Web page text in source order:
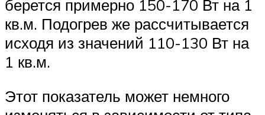
берется примерно 150-170 Вт на 1
кв.м. Подогрев же рассчитывается
исходя из значений 110-130 Вт на
1 кв.м.
Этот показатель может немного